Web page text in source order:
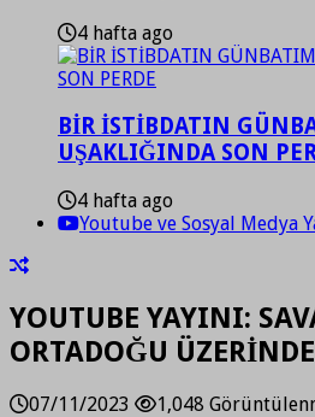
4 hafta ago
BİR İSTİBDATIN
UŞAKLIĞINDA SON
4 hafta ago
Youtube ve Sosyal Medya
YOUTUBE YAYINI:
ORTADOĞU
07/11/2023 1,048